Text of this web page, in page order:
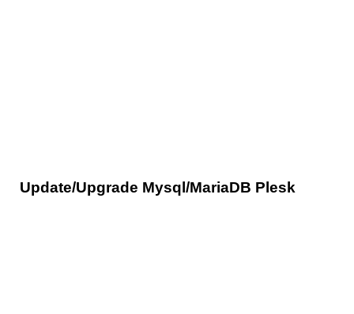
Update/Upgrade Mysql/MariaDB Plesk